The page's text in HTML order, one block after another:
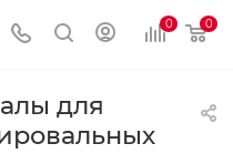
0 0
для